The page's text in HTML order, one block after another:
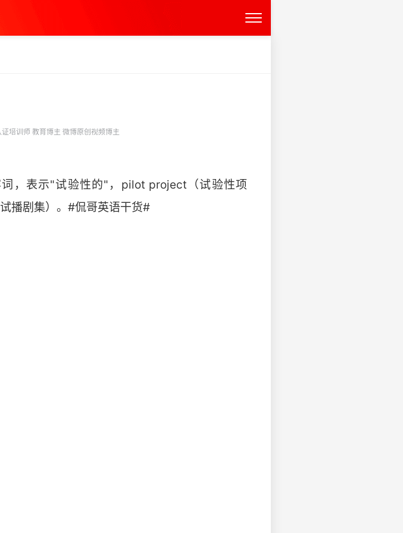
培训师 教育博主 微博原创视频博主
，表示"试验性的"，pilot project（试验性项
播剧集）。#侃哥英语干货#